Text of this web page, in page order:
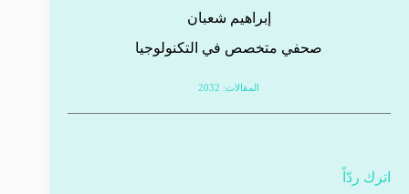
إبراهيم شعبان
صحفي متخصص في التكنولوجيا
المقالات: 2032
اترك ردّاً